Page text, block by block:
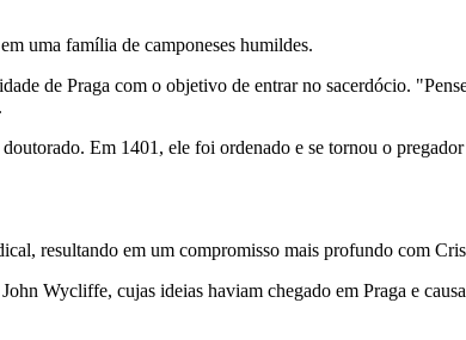
uma família de camponeses humildes.
de Praga com o objetivo de entrar no sacerdócio.
Em 1401, ele foi ordenado e se tornou o
resultando em um compromisso mais profundo com
Wycliffe, cujas ideias haviam chegado em Praga e